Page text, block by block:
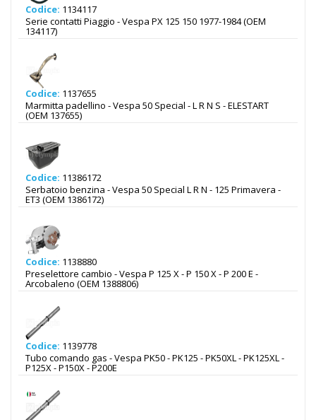
Codice: 1134117
Serie contatti Piaggio - Vespa PX 125 150 1977-1984 (OEM
134117)
Codice: 1137655
Marmitta padellino - Vespa 50 Special - L R N S - ELESTART
(OEM 137655)
Codice: 11386172
Serbatoio benzina - Vespa 50 Special L R N - 125 Primavera -
ET3 (OEM 1386172)
Codice: 1138880
Preselettore cambio - Vespa P 125 X - P 150 X - P 200 E -
Arcobaleno (OEM 1388806)
Codice: 1139778
Tubo comando gas - Vespa PK50 - PK125 - PK50XL - PK125XL -
P125X - P150X - P200E